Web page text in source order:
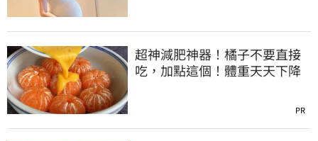
超神減肥神器！橘子不要直接
吃，加點這個！體重天天下降
PR